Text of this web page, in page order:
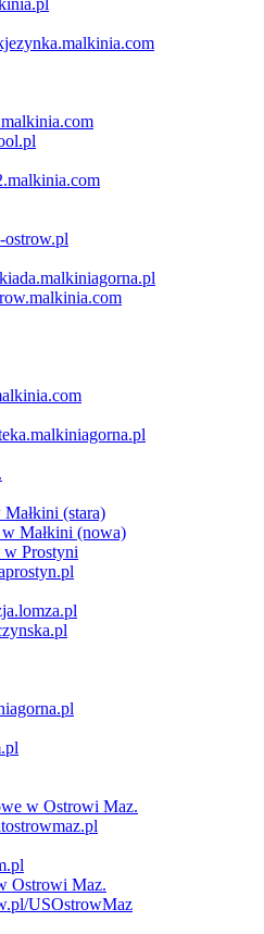
(stara)
Małkini (nowa)
Prostyni
w Ostrowi Maz.
Ostrowi Maz.
USOstrowMaz